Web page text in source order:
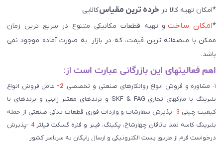
*امکان تهیه کالا در خرده ترین مقیاسکالایی
*امکان ساختو تهیه قطعات مکانیکی متنوع در سریع ترین زمان
ممکن با منصفانه ترین قیمت، که در بازار به صورت آماده موجود نمی
باشد.
اهم فعالیتهای این بازرگانی عبارت است از:
۱- مشاوره و فروش انواع روانکارهای صنعتی و تخصصی 2-
عامل فروش انواع
بلبرینگ با مارکهای تجاری SKF & FAG و برندهای معتبر ژاپنی و برندهای با
کیفیت چینی 3 - پذیرش سفارشات و واردات فوری قطعات یدکی صنعتی از جمله
بلبرینگ کاسه نمد یاتاقان چهارشاخ، پکینگ، فیبر و فنره گسکت فیلتر4 - پذیرش
درخواست فرم از طریق پست الکترونیکی و ارسال رایگان به سرتاسر کشور